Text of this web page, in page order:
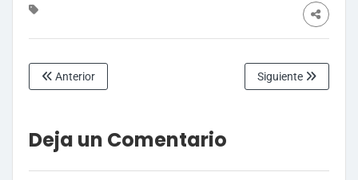
Anterior Siguiente
Deja un Comentario